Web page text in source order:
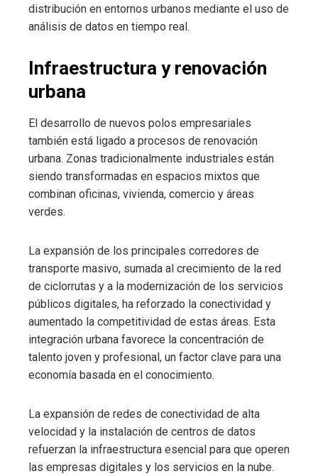
distribución en entornos urbanos mediante el uso de
análisis de datos en tiempo real.
Infraestructura y renovación
urbana
El desarrollo de nuevos polos empresariales
también está ligado a procesos de renovación
urbana. Zonas tradicionalmente industriales están
siendo transformadas en espacios mixtos que
combinan oficinas, vivienda, comercio y áreas
verdes.
La expansión de los principales corredores de
transporte masivo, sumada al crecimiento de la red
de ciclorrutas y a la modernización de los servicios
públicos digitales, ha reforzado la conectividad y
aumentado la competitividad de estas áreas. Esta
integración urbana favorece la concentración de
talento joven y profesional, un factor clave para una
economía basada en el conocimiento.
La expansión de redes de conectividad de alta
velocidad y la instalación de centros de datos
refuerzan la infraestructura esencial para que operen
las empresas digitales y los servicios en la nube.